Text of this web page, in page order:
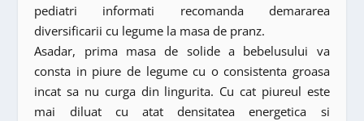
pediatri informati recomanda demararea
diversificarii cu legume la masa de pranz.
Asadar, prima masa de solide a bebelusului va
consta in piure de legume cu o consistenta groasa
incat sa nu curga din lingurita. Cu cat piureul este
mai diluat cu atat densitatea energetica si